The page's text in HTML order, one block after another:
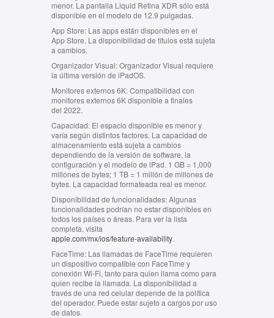
menor. La pantalla Liquid Retina XDR sólo está
disponible en el modelo de 12.9 pulgadas.
App Store:Las apps están disponibles en el
App Store. La disponibilidad de títulos está sujeta
a cambios.
Organizador Visual:Organizador Visual requiere
la última versión de iPadOS.
Monitores externos 6K:Compatibilidad con
monitores externos 6K disponible a finales
del 2022.
Capacidad:El espacio disponible es menor y
varía según distintos factores. La capacidad de
almacenamiento está sujeta a cambios
dependiendo de la versión de software, la
configuración y el modelo de iPad. 1 GB = 1,000
millones de bytes; 1 TB = 1 millón de millones de
bytes. La capacidad formateada real es menor.
Disponibilidad de funcionalidades:Algunas
funcionalidades podrían no estar disponibles en
todos los países o áreas. Para ver la lista
completa, visita
apple.com/mx/ios/feature-availability.
FaceTime:Las llamadas de FaceTime requieren
un dispositivo compatible con FaceTime y
conexión Wi-Fi, tanto para quien llama como para
quien recibe la llamada. La disponibilidad a
través de una red celular depende de la política
del operador. Puede estar sujeto a cargos por uso
de datos.